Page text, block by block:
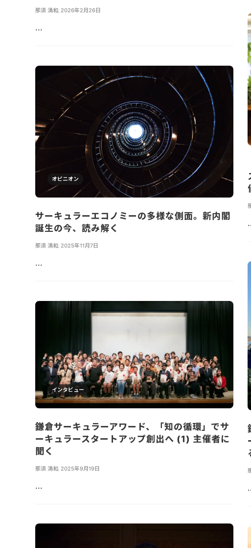
那須 清和 2026年2月26日
...
オピニオン
サーキュラーエコノミーの多様な側面。新内閣
誕生の今、読み解く
那須 清和, 2025年11月7日
...
インタビュー
鎌倉サーキュラーアワード、「知の循環」でサ
ーキュラースタートアップ創出へ (1) 主催者に
聞く
那須 清和 2025年9月19日
...